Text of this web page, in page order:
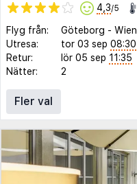
4,3/5
Flyg från: Göteborg - Wien
Utresa:
tor 03 sep 08:30
Retur:
lör 05 sep 11:35
Nätter:
2
Fler val